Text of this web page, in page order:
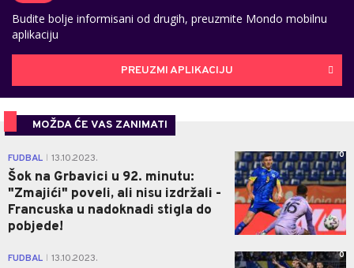
Budite bolje informisani od drugih, preuzmite Mondo mobilnu
aplikaciju
PREUZMI APLIKACIJU
MOŽDA ĆE VAS ZANIMATI
FUDBAL 13.10.2023.
Šok na Grbavici u 92. minutu:
"Zmajići" poveli, ali nisu izdržali -
Francuska u nadoknadi stigla do
pobjede!
0
FUDBAL 13.10.2023. 0